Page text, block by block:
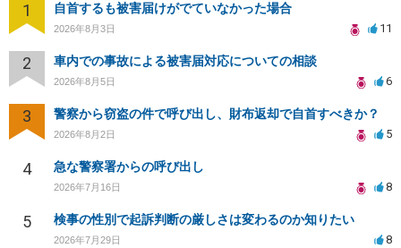
1 自首するも被害届けがでていなかった場合
2026年8月3日 11
2 車内での事故による被害届対応についての相談
2026年8月5日 6
3 警察から窃盗の件で呼び出し、財布返却で自首すべきか？
2026年8月2日 5
4 急な警察署からの呼び出し
2026年7月16日 8
5 検事の性別で起訴判断の厳しさは変わるのか知りたい
2026年7月29日 8